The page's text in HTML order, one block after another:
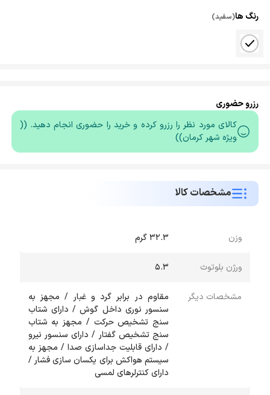
رنگ ها(سفید)
رزرو حضوری
کالای مورد نظر را رزرو کرده و خرید را حضوری انجام دهید. ((
ویژه شهر کرمان))
مشخصات کالا
وزن 32.3 گرم
ورژن بلوتوث ۵.۳
مشخصات دیگر
مقاوم در برابر گرد و غبار / مجهز به
سنسور نوری داخل گوش / دارای شتاب
سنج تشخیص حرکت / مجهز به شتاب
سنج تشخیص گفتار / دارای سنسور نیرو
/ دارای قابلیت جداسازی صدا / مجهز به
سیستم هواکش برای یکسان سازی فشار /
دارای کنترلرهای لمسی